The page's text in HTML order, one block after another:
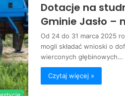
Dotacje na
Gminie Jasło –
Od 24 do 31 marca 2025
mogli składać wnioski o
wierconych głębinowych…
Czytaj więcej »